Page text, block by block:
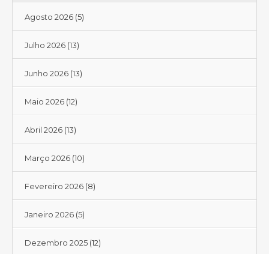
Agosto 2026 (5)
Julho 2026 (13)
Junho 2026 (13)
Maio 2026 (12)
Abril 2026 (13)
Março 2026 (10)
Fevereiro 2026 (8)
Janeiro 2026 (5)
Dezembro 2025 (12)